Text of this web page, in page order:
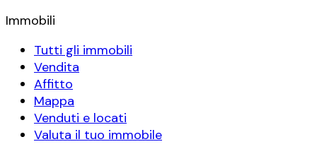
Immobili
Tutti gli immobili
Vendita
Affitto
Mappa
Venduti e locati
Valuta il tuo immobile